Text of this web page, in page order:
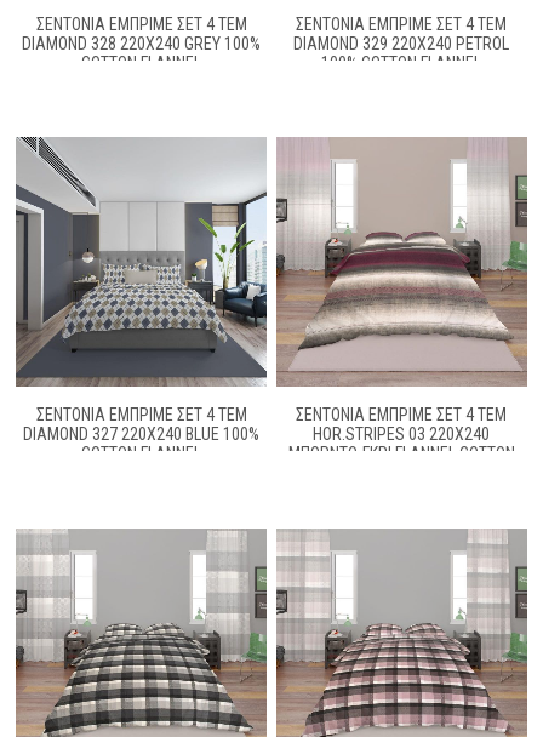
ΣΕΝΤΟΝΙΑ ΕΜΠΡΙΜΕ ΣΕΤ 4 ΤΕΜ
DIAMOND 328 220X240 GREY 100%
COTTON FLANNEL
ΣΕΝΤΟΝΙΑ ΕΜΠΡΙΜΕ ΣΕΤ 4 ΤΕΜ
DIAMOND 329 220X240 PETROL
100% COTTON FLANNEL
ΣΕΝΤΟΝΙΑ ΕΜΠΡΙΜΕ ΣΕΤ 4 ΤΕΜ
DIAMOND 327 220X240 BLUE 100%
COTTON FLANNEL
ΣΕΝΤΟΝΙΑ ΕΜΠΡΙΜΕ ΣΕΤ 4 ΤΕΜ
HOR.STRIPES 03 220Χ240
ΜΠΟΡΝΤΌ-ΓΚΡΊ FLANNEL COTTON